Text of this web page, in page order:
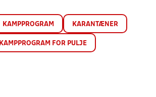
KAMPPROGRAM KARANTÆNER
KAMPPROGRAM FOR PULJE